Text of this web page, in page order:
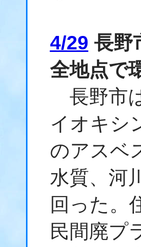
4/29 長野
全地点で
長野市
イオキシ
のアスベ
水質、河
回った。
民間廃プ